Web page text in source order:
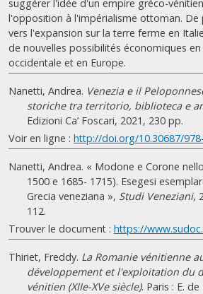
suggérer l'idée d'un empire gréco-
l'opposition à l'impérialisme ottoman. De
vers l'expansion sur la terre ferme en
de nouvelles possibilités économiques
occidentale et en Europe.
Nanetti, Andrea. Venezia e il
storiche tra territorio, biblioteca e
Edizioni Ca’ Foscari, 2021, 230 pp.
Voir en ligne : http://doi.org/10.30687/
Nanetti, Andrea. « Modone e Corone
1500 e 1685- 1715). Esegesi
Grecia veneziana », Studi Veneziani,
112.
Trouver le document : https://
Thiriet, Freddy. La Romanie vénitienne
développement et l'exploitation du
vénitien (XIIe-XVe siècle). Paris : E.